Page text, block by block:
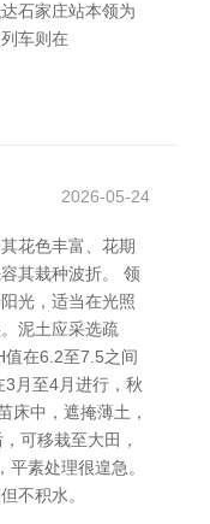
石家庄站本领为
车则在
2026-05-24
花色丰富、花期
其栽种波折。 领
光，适当在光照
泥土应采选疏
值在6.2至7.5之间
月至4月进行，秋
床中，遮掩薄土，
可移栽至大田，
素处理很遑急。
不积水。